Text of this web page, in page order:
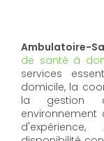
Ambulatoire-
de santé à
services
domicile, la
la gestion
d'expérience,